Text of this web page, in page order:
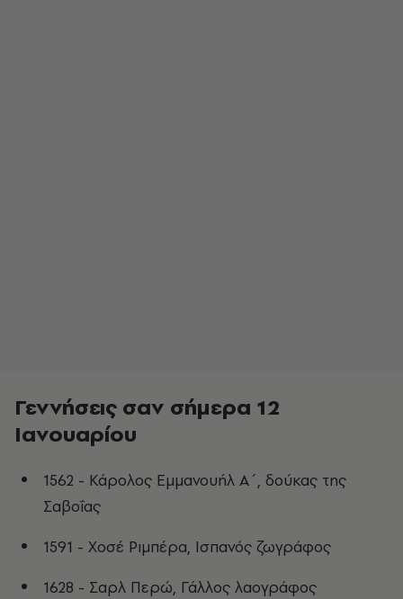
Γεννήσεις σαν σήμερα 12
Ιανουαρίου
1562 - Κάρολος Εμμανουήλ Α΄, δούκας της
Σαβοΐας
1591 - Χοσέ Ριμπέρα, Ισπανός ζωγράφος
1628 - Σαρλ Περώ, Γάλλος λαογράφος